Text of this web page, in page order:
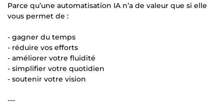
Parce qu’une automatisation IA n’a de valeur que si elle
vous permet de :
- gagner du temps
- réduire vos efforts
- améliorer votre fluidité
- simplifier votre quotidien
- soutenir votre vision
---